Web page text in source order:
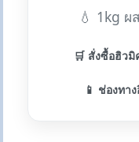
💧 1kg
🛒 สั่งซื้อฮิวมิ
📱 ช่องทา